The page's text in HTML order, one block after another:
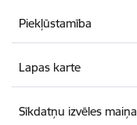
Piekļūstamība
Lapas karte
Sīkdatņu izvēles maiņa